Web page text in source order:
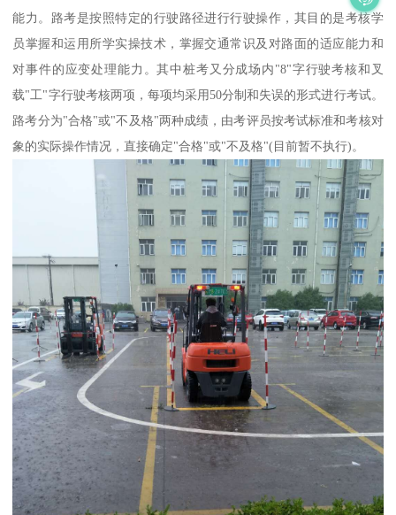
能力。路考是按照特定的行驶路径进行行驶操作，其目的是考核学
员掌握和运用所学实操技术，掌握交通常识及对路面的适应能力和
对事件的应变处理能力。其中桩考又分成场内"8"字行驶考核和叉
载"工"字行驶考核两项，每项均采用50分制和失误的形式进行考试。
路考分为"合格"或"不及格"两种成绩，由考评员按考试标准和考核对
象的实际操作情况，直接确定"合格"或"不及格"(目前暂不执行)。